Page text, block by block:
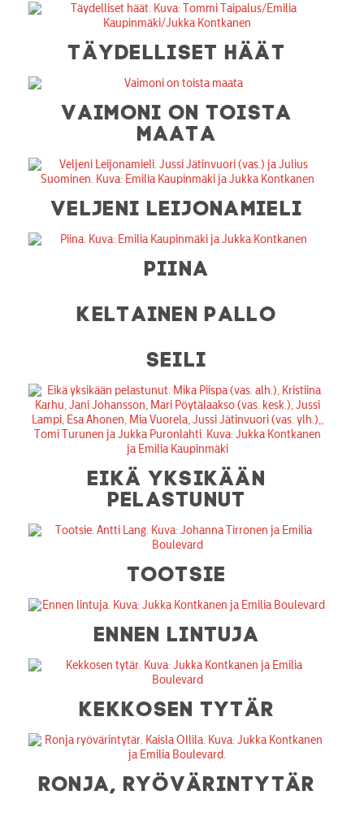
TÄYDELLISET HÄÄT
VAIMONI ON TOISTA
MAATA
VELJENI LEIJONAMIELI
PIINA
KELTAINEN PALLO
SEILI
EIKÄ YKSIKÄÄN
PELASTUNUT
TOOTSIE
ENNEN LINTUJA
KEKKOSEN TYTÄR
RONJA, RYÖVÄRINTYTÄR